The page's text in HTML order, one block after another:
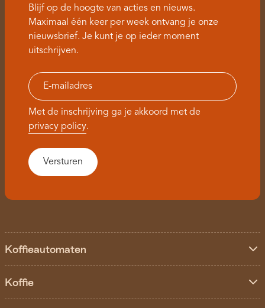
Blijf op de hoogte van acties en nieuws.
Maximaal één keer per week ontvang je onze
nieuwsbrief. Je kunt je op ieder moment
uitschrijven.
Met de inschrijving ga je akkoord met de
privacy policy.
Koffieautomaten
Koffie